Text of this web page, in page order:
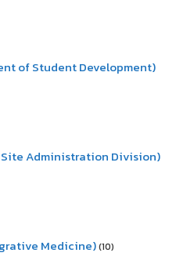
of Student Development)
Administration Division)
Medicine)(10)